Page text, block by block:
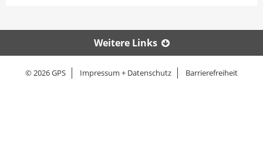
Weitere Links
© 2026 GPS Impressum + Datenschutz Barrierefreiheit